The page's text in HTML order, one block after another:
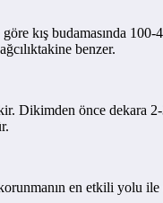
kış budamasında
benzer.
Dikimden önce dekara
en etkili yolu